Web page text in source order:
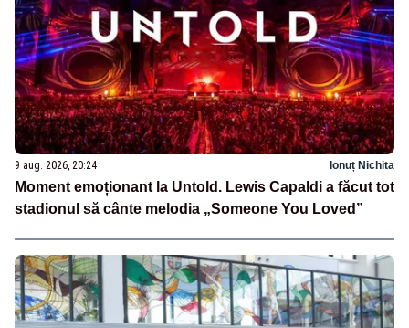
9 aug. 2026, 20:24 Ionuț Nichita
Moment emoționant la Untold. Lewis Capaldi a făcut tot
stadionul să cânte melodia „Someone You Loved”